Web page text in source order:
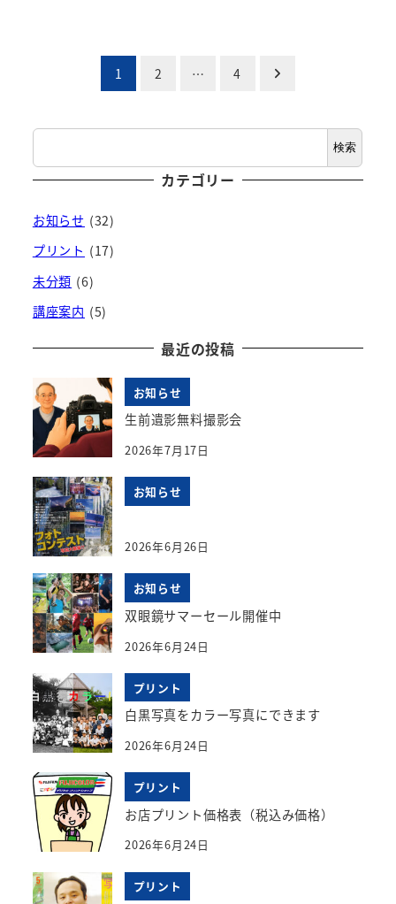
ペ
ー
ジ
送
り
1 2 … 4
索
検索
カテゴリー
お知らせ (32)
プリント (17)
未分類 (6)
講座案内 (5)
最近の投稿
お知らせ
生前遺影無料撮影会
2026年7月17日
お知らせ
2026年6月26日
お知らせ
双眼鏡サマーセール開催中
2026年6月24日
プリント
白黒写真をカラー写真にできます
2026年6月24日
プリント
お店プリント価格表（税込み価格）
2026年6月24日
プリント